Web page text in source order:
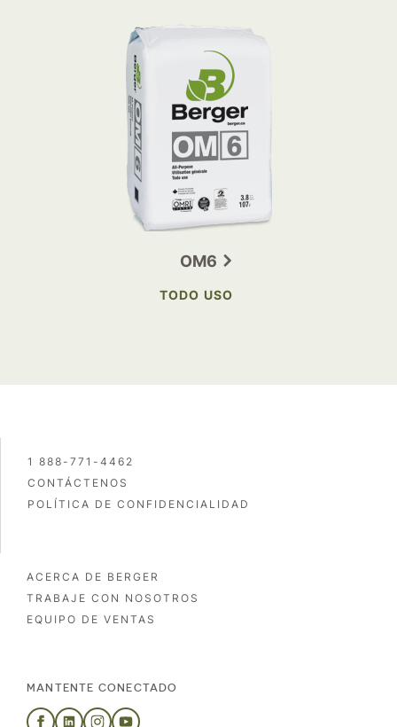
OM6
TODO USO
1 888-771-4462
CONTÁCTENOS
POLÍTICA DE CONFIDENCIALIDAD
ACERCA DE BERGER
TRABAJE CON NOSOTROS
EQUIPO DE VENTAS
MANTENTE CONECTADO